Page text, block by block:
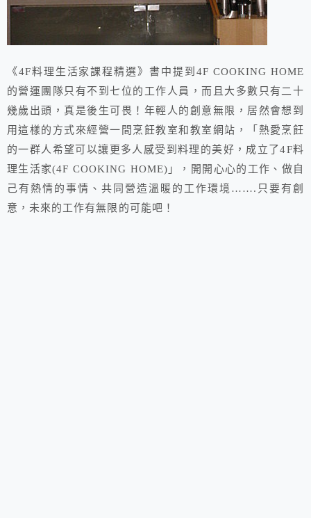
《4F料理生活家課程精選》書中提到4F COOKING HOME
的營運團隊只有不到七位的工作人員，而且大多數只有二十
幾歲出頭，真是後生可畏！年輕人的創意無限，居然會想到
用這樣的方式來經營一間烹飪教室和教室網站，「熱愛烹飪
的一群人希望可以讓更多人感受到料理的美好，成立了4F料
理生活家(4F COOKING HOME)」，開開心心的工作、做自
己有熱情的事情、共同營造溫暖的工作環境…….只要有創
意，未來的工作有無限的可能吧！